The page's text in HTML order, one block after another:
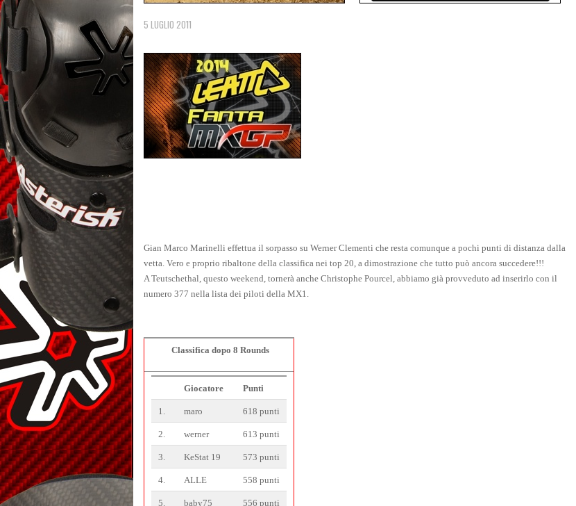
5 LUGLIO 2011
Gian Marco Marinelli effettua il sorpasso su Werner Clementi che resta comunque a pochi punti di distanza dalla
vetta. Vero e proprio ribaltone della classifica nei top 20, a dimostrazione che tutto può ancora succedere!!!
A Teutschethal, questo weekend, tornerà anche Christophe Pourcel, abbiamo già provveduto ad inserirlo con il
numero 377 nella lista dei piloti della MX1.
Classifica dopo 8 Rounds
Giocatore Punti
1. maro 618 punti
2. werner 613 punti
3. KeStat 19 573 punti
4. ALLE 558 punti
5. baby75 556 punti